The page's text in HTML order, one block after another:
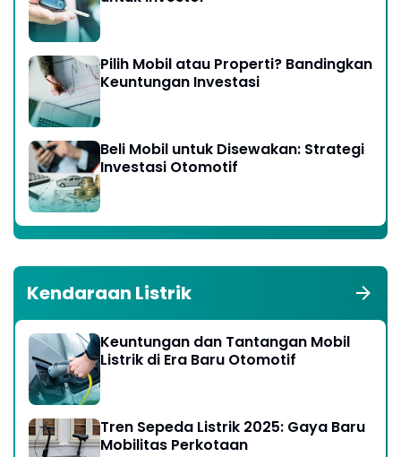
Pilih Mobil atau Properti? Bandingkan
Keuntungan Investasi
Beli Mobil untuk Disewakan: Strategi
Investasi Otomotif
Kendaraan Listrik
Keuntungan dan Tantangan Mobil
Listrik di Era Baru Otomotif
Tren Sepeda Listrik 2025: Gaya Baru
Mobilitas Perkotaan